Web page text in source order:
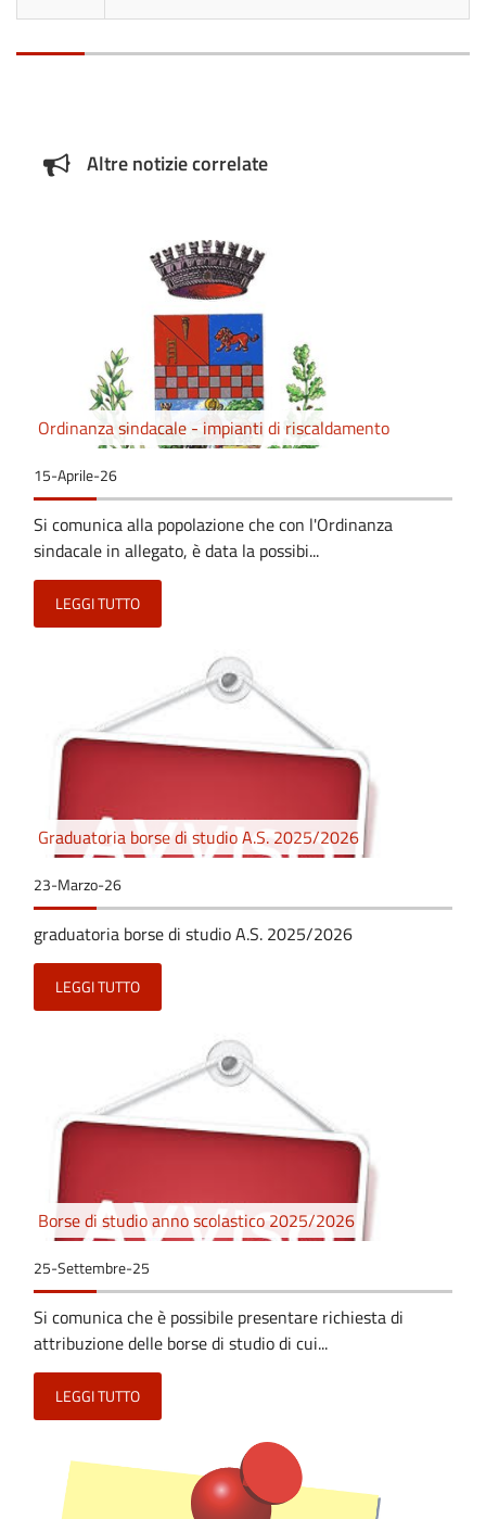
Altre notizie correlate
Ordinanza sindacale - impianti di riscaldamento
15-Aprile-26
Si comunica alla popolazione che con l'Ordinanza
sindacale in allegato, è data la possibi...
LEGGI TUTTO
Graduatoria borse di studio A.S. 2025/2026
23-Marzo-26
graduatoria borse di studio A.S. 2025/2026
LEGGI TUTTO
Borse di studio anno scolastico 2025/2026
25-Settembre-25
Si comunica che è possibile presentare richiesta di
attribuzione delle borse di studio di cui...
LEGGI TUTTO